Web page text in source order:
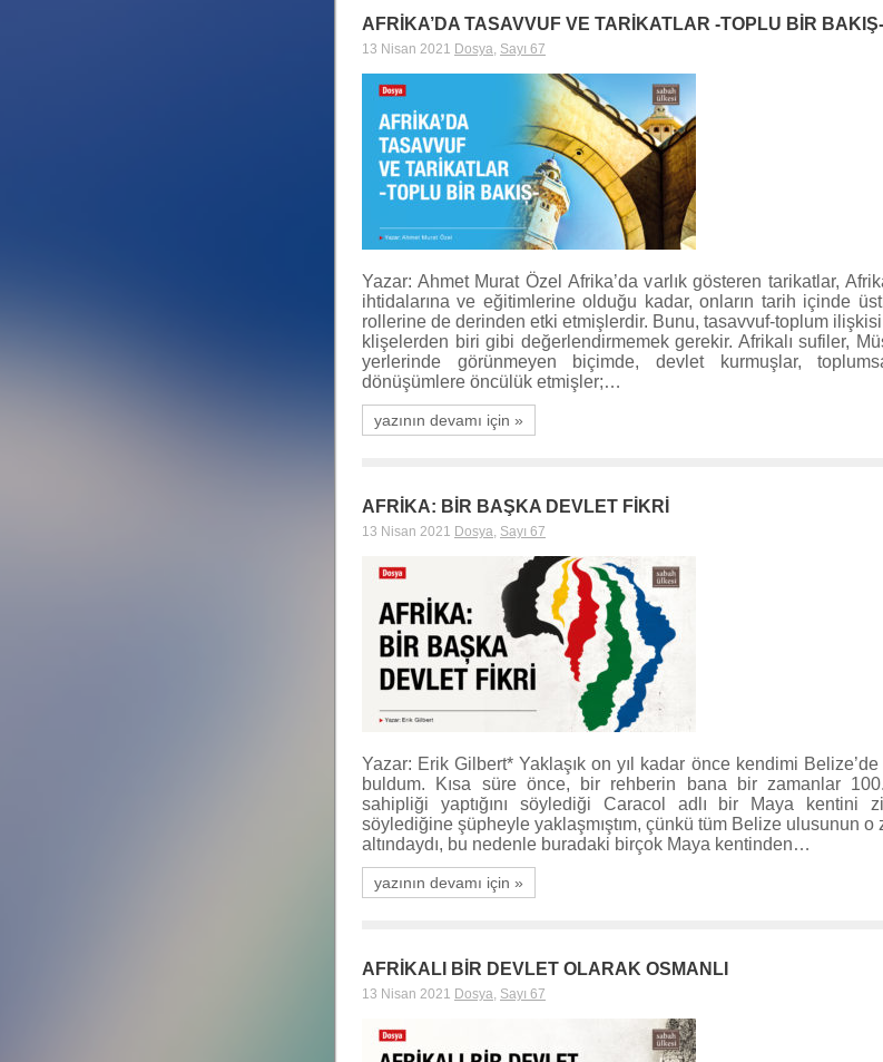
AFRİKA’DA TASAVVUF VE TARİKATLAR -TOPLU BİR BAKIŞ-
13 Nisan 2021 Dosya, Sayı 67
Yazar: Ahmet Murat Özel Afrika’da varlık gösteren tarikatlar,
ihtidalarına ve eğitimlerine olduğu kadar, onların tarih içinde
rollerine de derinden etki etmişlerdir. Bunu, tasavvuf-toplum
klişelerden biri gibi değerlendirmemek gerekir. Afrikalı sufiler,
yerlerinde görünmeyen biçimde, devlet kurmuşlar,
dönüşümlere öncülük etmişler;…
yazının devamı için »
AFRİKA: BİR BAŞKA DEVLET FİKRİ
13 Nisan 2021 Dosya, Sayı 67
Yazar: Erik Gilbert* Yaklaşık on yıl kadar önce kendimi
buldum. Kısa süre önce, bir rehberin bana bir zamanlar
sahipliği yaptığını söylediği Caracol adlı bir Maya kentini
söylediğine şüpheyle yaklaşmıştım, çünkü tüm Belize ulusunun o
altındaydı, bu nedenle buradaki birçok Maya kentinden…
yazının devamı için »
AFRİKALI BİR DEVLET OLARAK OSMANLI
13 Nisan 2021 Dosya, Sayı 67